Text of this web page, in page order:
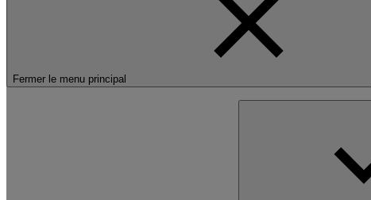
Fermer le menu principal